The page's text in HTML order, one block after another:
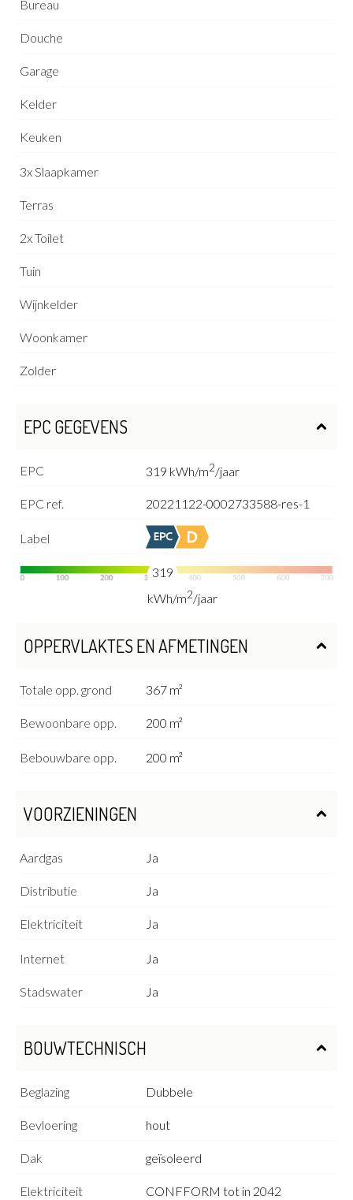
Bureau
Douche
Garage
Kelder
Keuken
3x Slaapkamer
Terras
2x Toilet
Tuin
Wijnkelder
Woonkamer
Zolder
EPC GEGEVENS
EPC 319 kWh/m2/jaar
EPC ref. 20221122-0002733588-res-1
Label
319
kWh/m2/jaar
OPPERVLAKTES EN AFMETINGEN
Totale opp. grond 367 m²
Bewoonbare opp. 200 m²
Bebouwbare opp. 200 m²
VOORZIENINGEN
Aardgas Ja
Distributie Ja
Elektriciteit Ja
Internet Ja
Stadswater Ja
BOUWTECHNISCH
Beglazing Dubbele
Bevloering hout
Dak geïsoleerd
Elektriciteit CONFFORM tot in 2042